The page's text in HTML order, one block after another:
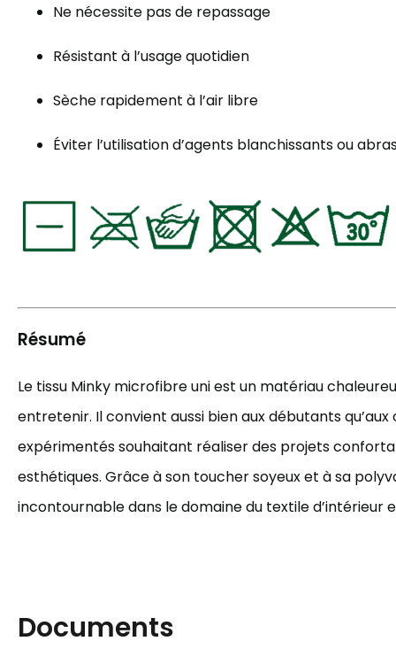
Ne nécessite pas de repassage
Résistant à l’usage quotidien
Sèche rapidement à l’air libre
Éviter l’utilisation d’agents blanchissants ou
Résumé
Le tissu Minky microfibre uni est un matériau
entretenir. Il convient aussi bien aux débutants
expérimentés souhaitant réaliser des projets
esthétiques. Grâce à son toucher soyeux et à sa
incontournable dans le domaine du textile d’intérieur
Documents